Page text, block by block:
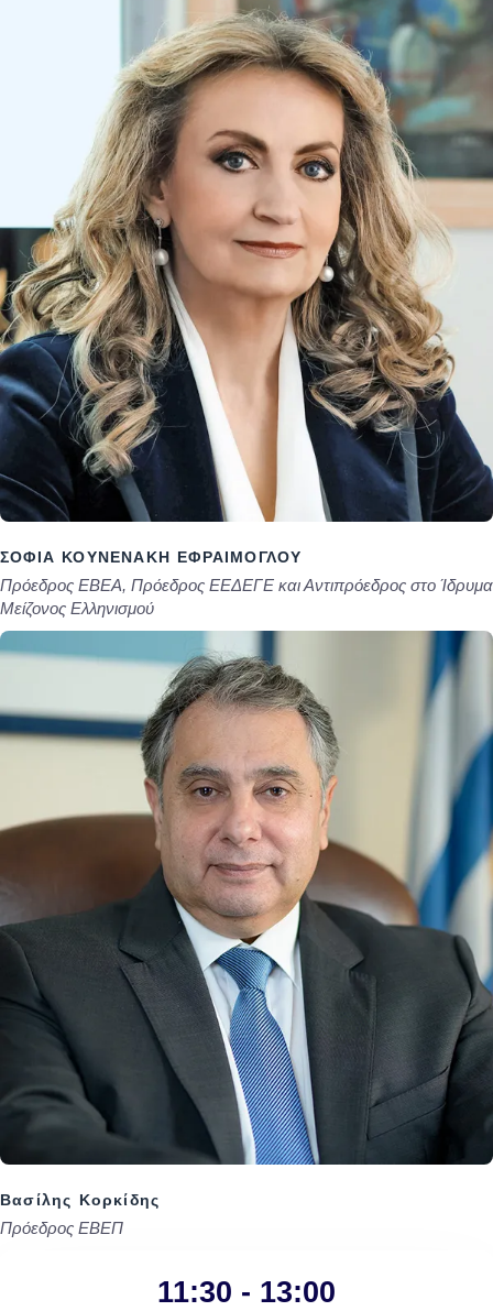
ΣΟΦΊΑ ΚΟΥΝΕΝΆΚΗ ΕΦΡΑΊΜΟΓΛΟΥ
Πρόεδρος ΕΒΕΑ, Πρόεδρος ΕΕΔΕΓΕ και Αντιπρόεδρος στο Ίδρυμα
Μείζονος Ελληνισμού
Βασίλης Κορκίδης
Πρόεδρος ΕΒΕΠ
11:30 - 13:00